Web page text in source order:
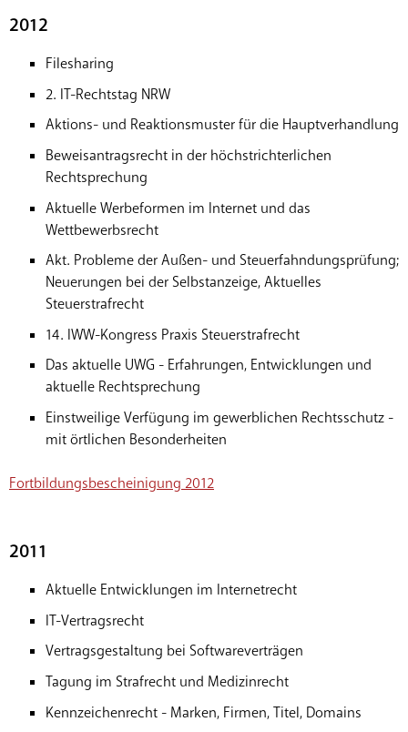
2012
Filesharing
2. IT-Rechtstag NRW
Aktions- und Reaktionsmuster für die Hauptverhandlung
Beweisantragsrecht in der höchstrichterlichen
Rechtsprechung
Aktuelle Werbeformen im Internet und das
Wettbewerbsrecht
Akt. Probleme der Außen- und Steuerfahndungsprüfung;
Neuerungen bei der Selbstanzeige, Aktuelles
Steuerstrafrecht
14. IWW-Kongress Praxis Steuerstrafrecht
Das aktuelle UWG - Erfahrungen, Entwicklungen und
aktuelle Rechtsprechung
Einstweilige Verfügung im gewerblichen Rechtsschutz -
mit örtlichen Besonderheiten
Fortbildungsbescheinigung 2012
2011
Aktuelle Entwicklungen im Internetrecht
IT-Vertragsrecht
Vertragsgestaltung bei Softwareverträgen
Tagung im Strafrecht und Medizinrecht
Kennzeichenrecht - Marken, Firmen, Titel, Domains